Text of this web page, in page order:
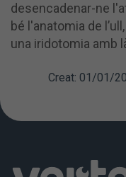
desencadenar-ne
bé l'anatomia de
una iridotomia amb
Creat: 01/01/